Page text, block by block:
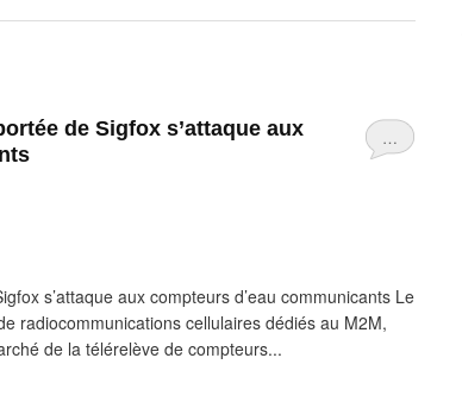
…
de Sigfox s’attaque aux
s’attaque aux compteurs d’eau communicants Le
radiocommunications cellulaires dédiés au M2M,
de la télérelève de compteurs...